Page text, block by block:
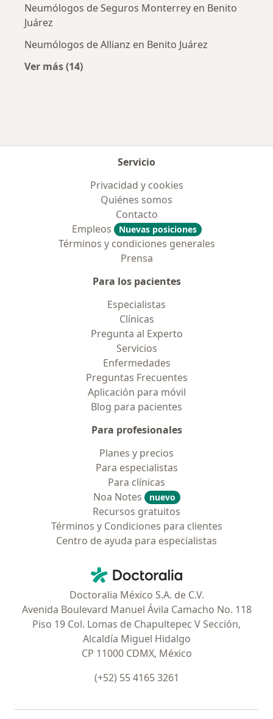
Neumólogos de Seguros Monterrey en Benito
Juárez
Neumólogos de Allianz en Benito Juárez
Ver más (14)
Servicio
Privacidad y cookies
Quiénes somos
Contacto
Empleos
Nuevas posiciones
Términos y condiciones generales
Prensa
Para los pacientes
Especialistas
Clínicas
Pregunta al Experto
Servicios
Enfermedades
Preguntas Frecuentes
Aplicación para móvil
Blog para pacientes
Para profesionales
Planes y precios
Para especialistas
Para clínicas
Noa Notes
nuevo
Recursos gratuitos
Términos y Condiciones para clientes
Centro de ayuda para especialistas
Doctoralia - Página de inicio
Doctoralia México S.A. de C.V.
Avenida Boulevard Manuel Ávila Camacho No. 118
Piso 19 Col. Lomas de Chapultepec V Sección,
Alcaldía Miguel Hidalgo
CP 11000 CDMX, México
(+52) 55 4165 3261